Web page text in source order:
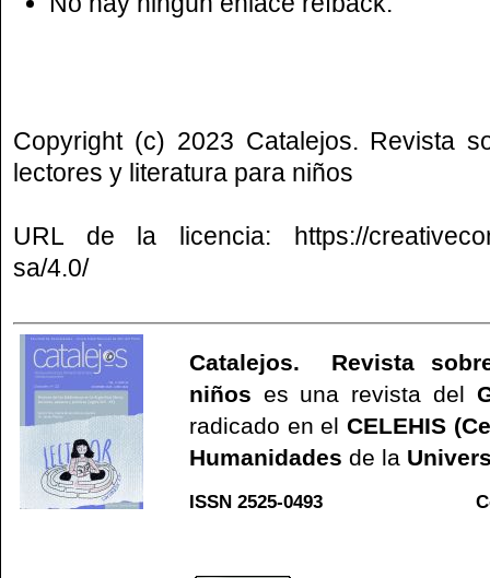
Copyright (c) 2023 Catalejos. Revista
lectores y literatura para niños
URL de la licencia: https://
sa/4.0/
Catalejos. Revista
niños es una revista del
radicado en el CELEHIS
Humanidades de la
ISSN 2525-0493 C